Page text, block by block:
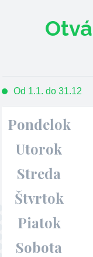
Od 1.1. do 31.12
Pondelok
Utorok
Streda
Štvrtok
Piatok
Sobota